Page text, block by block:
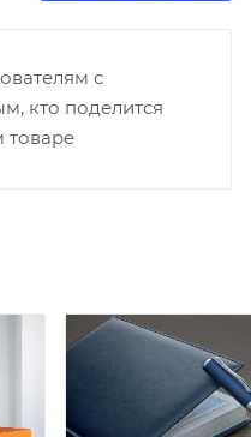
с
кто поделится
товаре